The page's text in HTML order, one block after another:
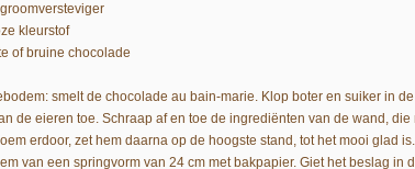
kleurstof
of bruine chocolade
smelt de chocolade au bain-marie. Klop boter en suiker in
de eieren toe. Schraap af en toe de ingrediënten van de wand,
erdoor, zet hem daarna op de hoogste stand, tot het mooi glad
van een springvorm van 24 cm met bakpapier. Giet het beslag in